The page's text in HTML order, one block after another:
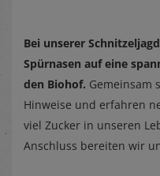
Bei unserer
Spürnasen auf eine
den Biohof. Gemeinsam
Hinweise und erfahren
viel Zucker in unseren
Anschluss bereiten wir